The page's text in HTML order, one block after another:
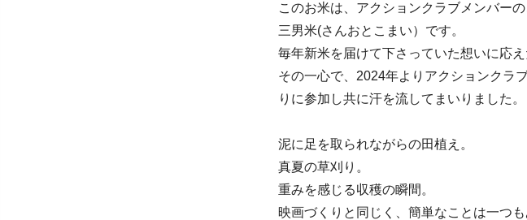
このお米は、アクションクラブメンバー
三男米(さんおとこまい）です。
毎年新米を届けて下さっていた想いに応え
その一心で、2024年よりアクションクラ
りに参加し共に汗を流してまいりました。
泥に足を取られながらの田植え。
真夏の草刈り。
重みを感じる収穫の瞬間。
映画づくりと同じく、簡単なことは一つも